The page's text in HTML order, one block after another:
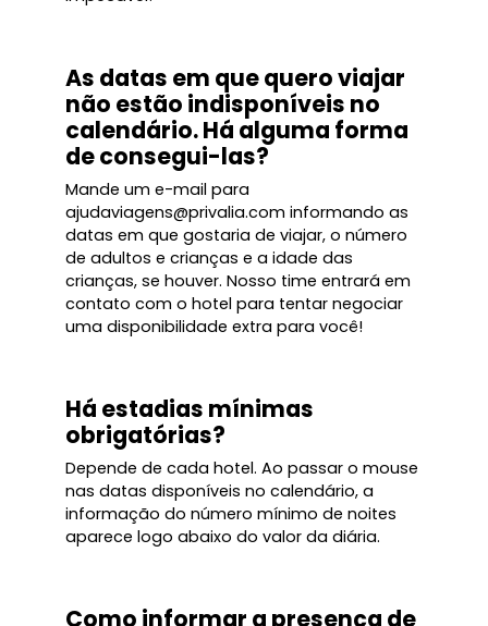
As datas em que quero viajar
não estão indisponíveis no
calendário. Há alguma forma
de consegui-las?
Mande um e-mail para
ajudaviagens@privalia.com informando as
datas em que gostaria de viajar, o número
de adultos e crianças e a idade das
crianças, se houver. Nosso time entrará em
contato com o hotel para tentar negociar
uma disponibilidade extra para você!
Há estadias mínimas
obrigatórias?
Depende de cada hotel. Ao passar o mouse
nas datas disponíveis no calendário, a
informação do número mínimo de noites
aparece logo abaixo do valor da diária.
Como informar a presença de